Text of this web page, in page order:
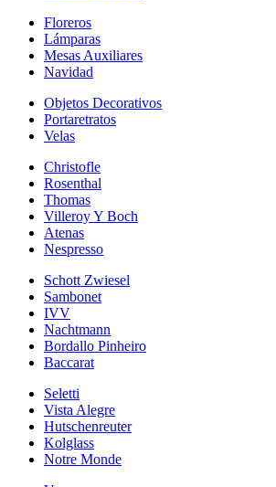
Floreros
Lámparas
Mesas Auxiliares
Navidad
Objetos Decorativos
Portaretratos
Velas
Christofle
Rosenthal
Thomas
Villeroy Y Boch
Atenas
Nespresso
Schott Zwiesel
Sambonet
IVV
Nachtmann
Bordallo Pinheiro
Baccarat
Seletti
Vista Alegre
Hutschenreuter
Kolglass
Notre Monde